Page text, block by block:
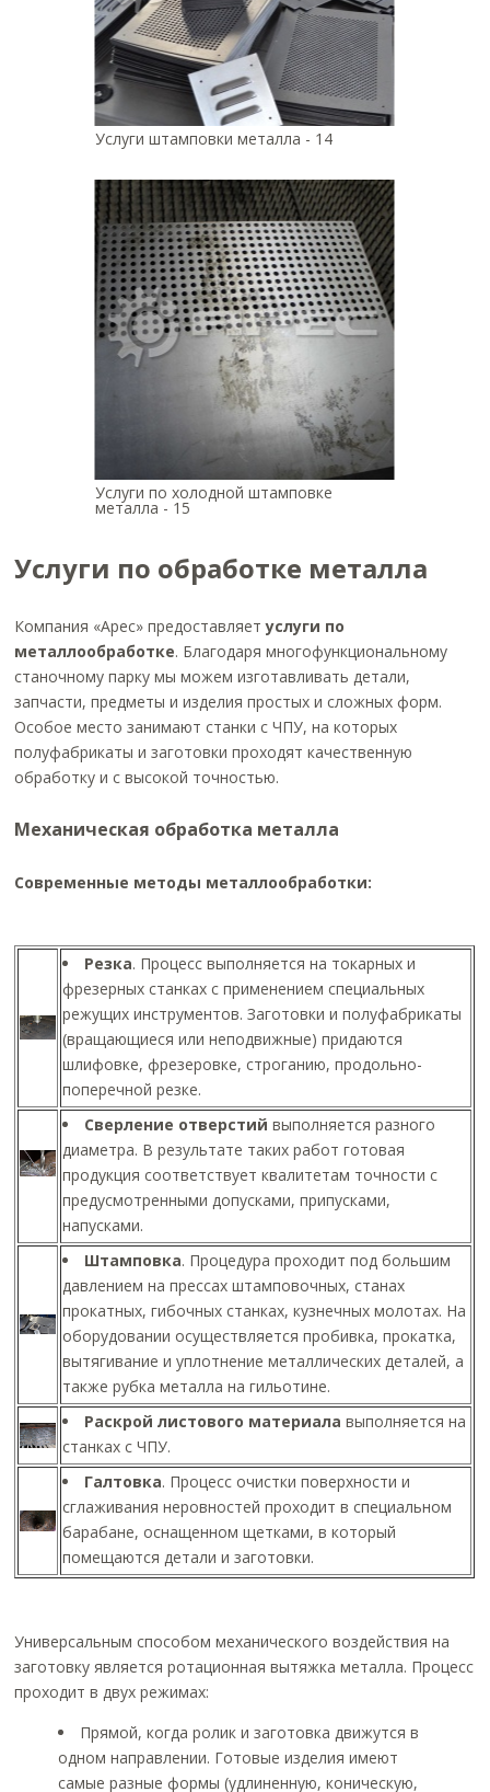
Услуги штамповки металла - 14
Услуги по холодной штамповке
металла - 15
Услуги по обработке металла
Компания «Арес» предоставляетуслуги по
металлообработке. Благодаря многофункциональному
станочному парку мы можем изготавливать детали,
запчасти, предметы и изделия простых и сложных форм.
Особое место занимают станки с ЧПУ, на которых
полуфабрикаты и заготовки проходят качественную
обработку и с высокой точностью.
Механическая обработка металла
Современные методы металлообработки:
Резка. Процесс выполняется на токарных и
фрезерных станках с применением специальных
режущих инструментов. Заготовки и полуфабрикаты
(вращающиеся или неподвижные) придаются
шлифовке, фрезеровке, строганию, продольно-
поперечной резке.
Сверление отверстийвыполняется разного
диаметра. В результате таких работ готовая
продукция соответствует квалитетам точности с
предусмотренными допусками, припусками,
напусками.
Штамповка. Процедура проходит под большим
давлением на прессах штамповочных, станах
прокатных, гибочных станках, кузнечных молотах. На
оборудовании осуществляется пробивка, прокатка,
вытягивание и уплотнение металлических деталей, а
также рубка металла на гильотине.
Раскрой листового материала выполняется на
станках с ЧПУ.
Галтовка. Процесс очистки поверхности и
сглаживания неровностей проходит в специальном
барабане, оснащенном щетками, в который
помещаются детали и заготовки.
Универсальным способом механического воздействия на
заготовку является ротационная вытяжка металла. Процесс
проходит в двух режимах:
Прямой, когда ролик и заготовка движутся в
одном направлении. Готовые изделия имеют
самые разные формы (удлиненную, коническую,